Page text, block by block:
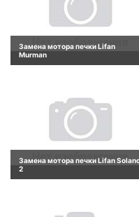
Замена мотора печки Lifan
Murman
Замена мотора печки Lifan
2